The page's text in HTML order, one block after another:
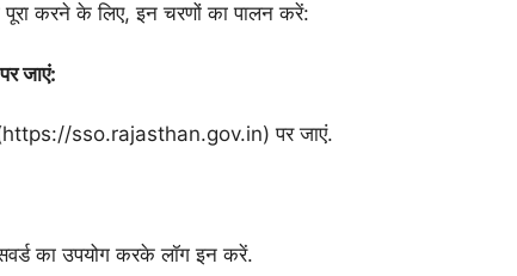
पूरा करने के लिए, इन चरणों का पालन करें:
जाएं:
(https://sso.rajasthan.gov.in) पर जाएं.
का उपयोग करके लॉग इन करें.